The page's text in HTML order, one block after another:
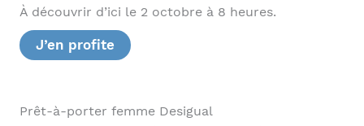
À découvrir d’ici le 2 octobre à 8 heures.
J’en profite
Prêt-à-porter femme Desigual